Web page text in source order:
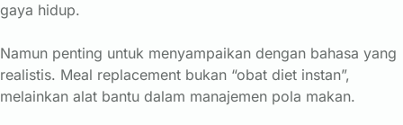
gaya hidup.
Namun penting untuk menyampaikan dengan bahasa yang
realistis. Meal replacement bukan “obat diet instan”,
melainkan alat bantu dalam manajemen pola makan.